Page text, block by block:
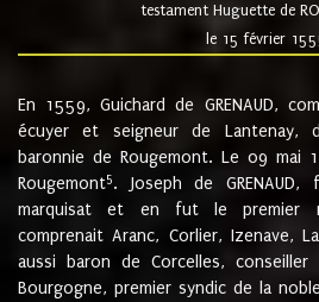
testament Huguette de
le 15 février
En 1559, Guichard de GRENAUD,
écuyer et seigneur de Lantenay,
baronnie de Rougemont. Le 09 mai
Rougemont5. Joseph de
marquisat et en fut le premier
comprenait Aranc, Corlier, Izenave,
aussi baron de Corcelles,
Bourgogne, premier syndic de la